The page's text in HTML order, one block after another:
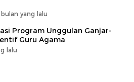
yang lalu
Program Unggulan Ganjar-
Guru Agama
lalu